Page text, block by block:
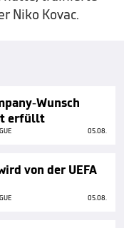
Niko Kovac.
Wunsch
erfüllt
05.08.
von der UEFA
05.08.